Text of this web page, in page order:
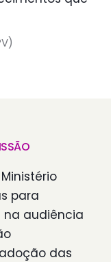
para
audiência
das